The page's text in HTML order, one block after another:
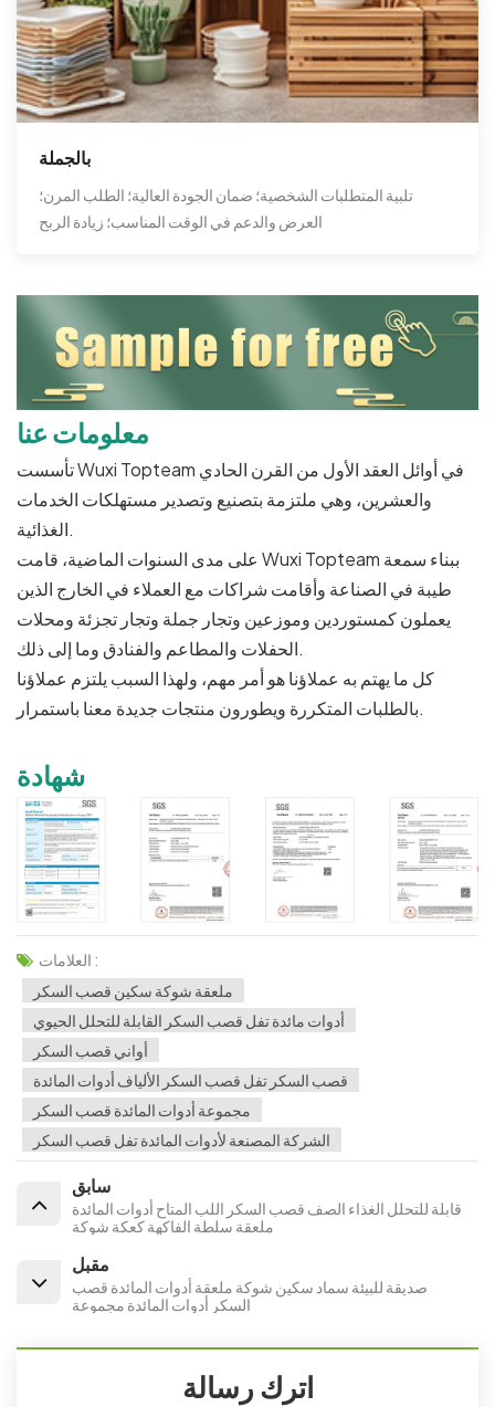
بالجملة
تلبية المتطلبات الشخصية؛ ضمان الجودة العالية؛ الطلب المرن؛
العرض والدعم في الوقت المناسب؛ زيادة الربح
معلومات عنا
تأسست Wuxi Topteam في أوائل العقد الأول من القرن الحادي
والعشرين، وهي ملتزمة بتصنيع وتصدير مستهلكات الخدمات
الغذائية.
على مدى السنوات الماضية، قامت Wuxi Topteam ببناء سمعة
طيبة في الصناعة وأقامت شراكات مع العملاء في الخارج الذين
يعملون كمستوردين وموزعين وتجار جملة وتجار تجزئة ومحلات
الحفلات والمطاعم والفنادق وما إلى ذلك.
كل ما يهتم به عملاؤنا هو أمر مهم، ولهذا السبب يلتزم عملاؤنا
بالطلبات المتكررة ويطورون منتجات جديدة معنا باستمرار.
شهادة
العلامات :
ملعقة شوكة سكين قصب السكر
أدوات مائدة تفل قصب السكر القابلة للتحلل الحيوي
أواني قصب السكر
قصب السكر تفل قصب السكر الألياف أدوات المائدة
مجموعة أدوات المائدة قصب السكر
الشركة المصنعة لأدوات المائدة تفل قصب السكر
سابق
قابلة للتحلل الغذاء الصف قصب السكر اللب المتاح أدوات المائدة
ملعقة سلطة الفاكهة كعكة شوكة
مقبل
صديقة للبيئة سماد سكين شوكة ملعقة أدوات المائدة قصب
السكر أدوات المائدة مجموعة
اترك رسالة